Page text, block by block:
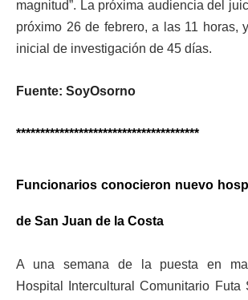
magnitud”. La próxima audiencia del
próximo 26 de febrero, a las 11 horas,
inicial de investigación de 45 días.
Fuente: SoyOsorno
**************************************
Funcionarios conocieron nuevo
de San Juan de la Costa
A una semana de la puesta en
Hospital Intercultural Comunitario Futa